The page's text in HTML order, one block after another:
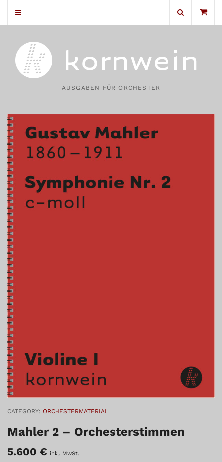
AUSGABEN FÜR ORCHESTER
CATEGORY: ORCHESTERMATERIAL
Mahler 2 – Orchesterstimmen
5.600 € inkl. MwSt.